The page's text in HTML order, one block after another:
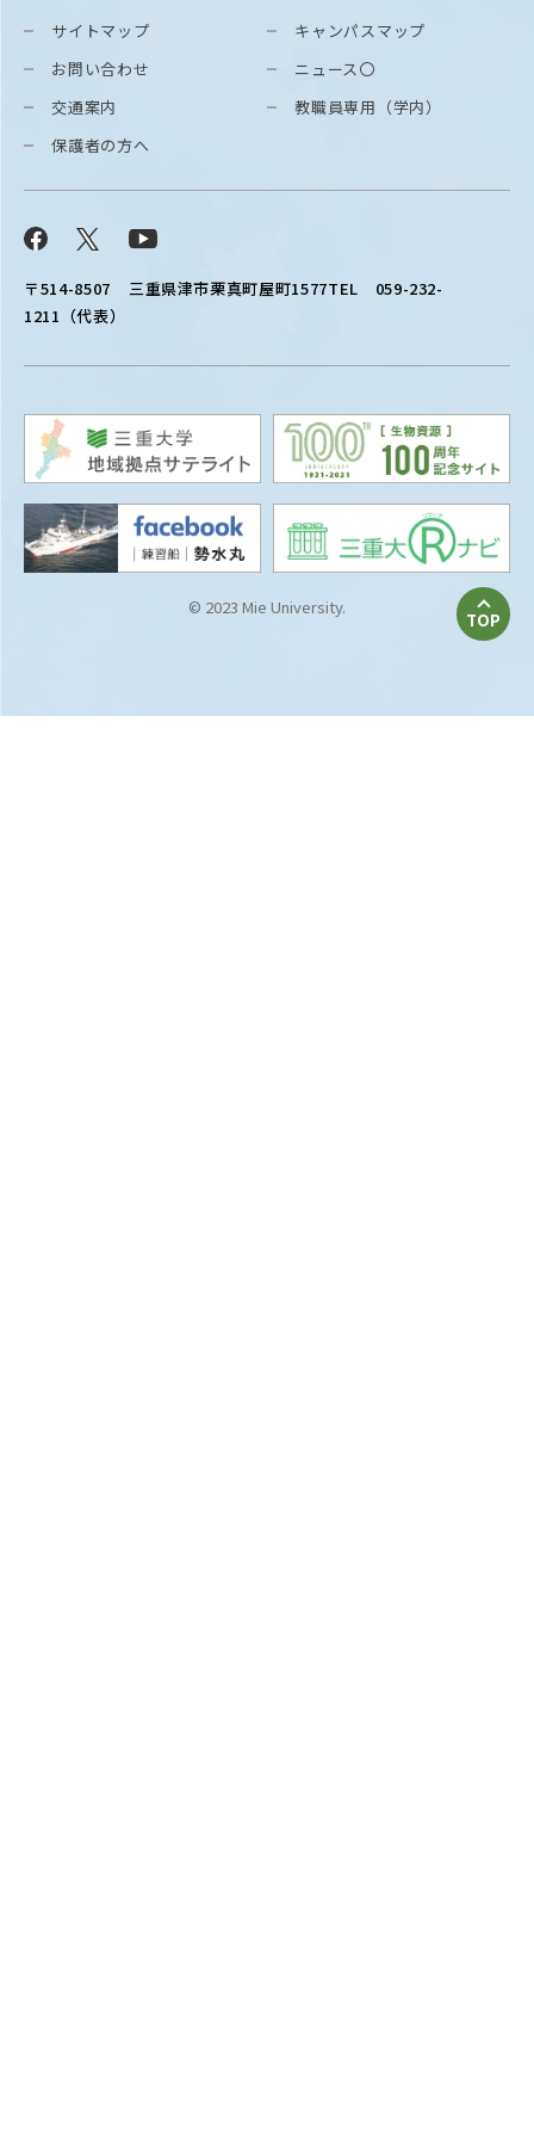
〒514-8507 三重県津市栗真町屋町1577TEL 059-232-
1211（代表）
サイトマップ
お問い合わせ
交通案内
保護者の方へ
Facebook
キャンパスマップ
ニュース〇
教職員専用（学内）
© 2023 Mie University.
TOP